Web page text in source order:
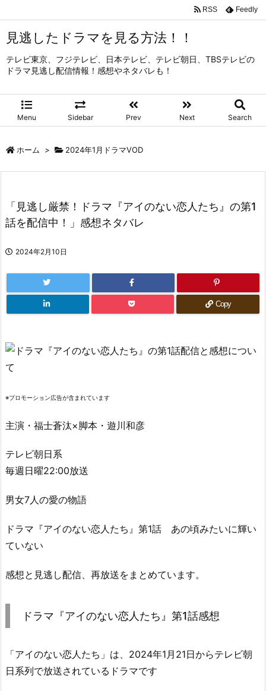
見逃したドラマを見る方法！！
テレビ東京、フジテレビ、日本テレビ、テレビ朝日、TBSテレビの
ドラマ見逃し配信情報！感想やネタバレも！
Menu Sidebar Prev Next Search
RSS Feedly
ホーム > 2024年1月ドラマVOD
「見逃し厳禁！ドラマ『アイのない恋人たち』の第1
話を配信中！」感想ネタバレ
2024年2月10日
Copy
※プロモーション広告が含まれています
主演・福士蒼汰×脚本・遊川和彦
テレビ朝日系
毎週日曜22:00放送
男女7人の愛の物語
ドラマ『アイのない恋人たち』第1話 あの頃みたいに輝い
ていない
感想と見逃し配信、再放送をまとめています。
ドラマ『アイのない恋人たち』第1話感想
「アイのない恋人たち」は、2024年1月21日からテレビ朝
日系列で放送されているドラマです